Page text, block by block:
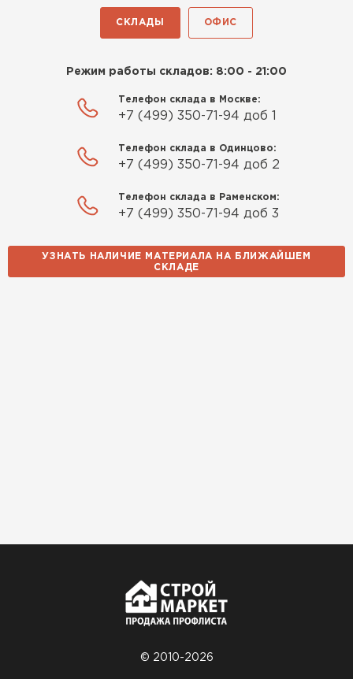
СКЛАДЫ ОФИС
Режим работы складов: 8:00 - 21:00
Телефон склада в Москве:
+7 (499) 350-71-94 доб 1
Телефон склада в Одинцово:
+7 (499) 350-71-94 доб 2
Телефон склада в Раменском:
+7 (499) 350-71-94 доб 3
УЗНАТЬ НАЛИЧИЕ МАТЕРИАЛА НА БЛИЖАЙШЕМ
СКЛАДЕ
© 2010-2026